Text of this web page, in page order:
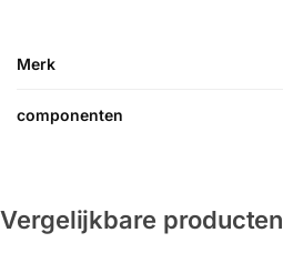
Merk
componenten
Vergelijkbare producten